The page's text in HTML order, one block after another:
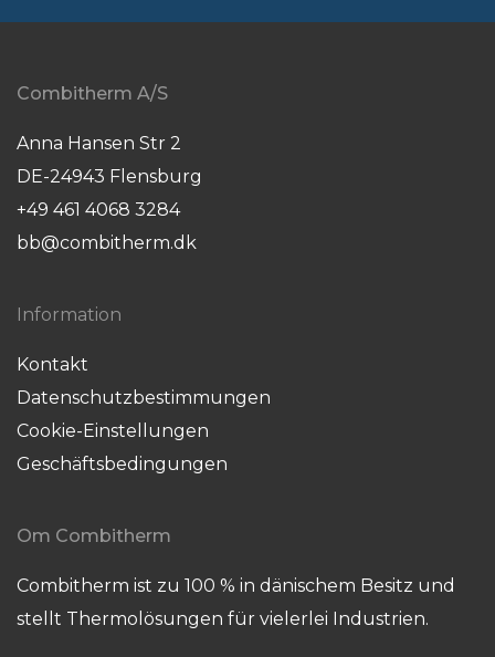
Combitherm A/S
Anna Hansen Str 2
DE-24943 Flensburg
+49 461 4068 3284
bb@combitherm.dk
Information
Kontakt
Datenschutzbestimmungen
Cookie-Einstellungen
Geschäftsbedingungen
Om Combitherm
Combitherm ist zu 100 % in dänischem Besitz und
stellt Thermolösungen für vielerlei Industrien.